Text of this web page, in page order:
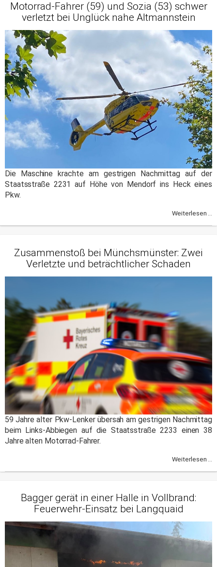
Motorrad-Fahrer (59) und Sozia (53) schwer
verletzt bei Unglück nahe Altmannstein
Die Maschine krachte am gestrigen Nachmittag auf der
Staatsstraße 2231 auf Höhe von Mendorf ins Heck eines
Pkw.
Weiterlesen ...
Zusammenstoß bei Münchsmünster: Zwei
Verletzte und beträchtlicher Schaden
59 Jahre alter Pkw-Lenker übersah am gestrigen Nachmittag
beim Links-Abbiegen auf die Staatsstraße 2233 einen 38
Jahre alten Motorrad-Fahrer.
Weiterlesen ...
Bagger gerät in einer Halle in Vollbrand:
Feuerwehr-Einsatz bei Langquaid